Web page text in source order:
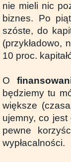
nie mieli nic
biznes. Po
szóste, do
(przykładowo,
10 proc.
O
będziemy tu
większe
ujemny, co jest
pewne
wypłacalności.